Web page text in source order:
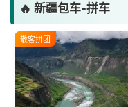
🔥 新疆包车-拼车
散客拼团